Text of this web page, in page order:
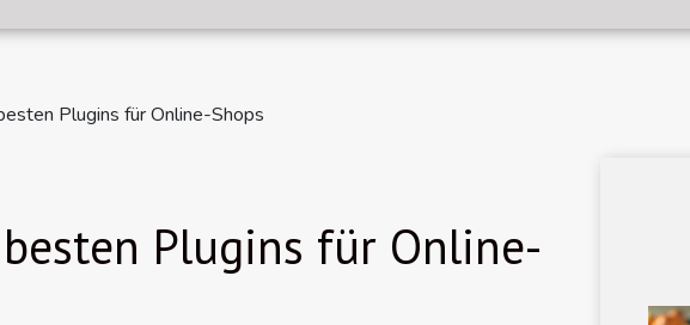
Plugins für Online-Shops
Plugins für Online-